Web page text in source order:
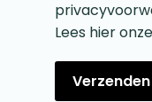
Lees hier onze